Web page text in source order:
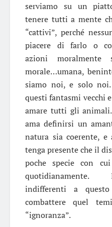
serviamo su un
tenere tutti a mente
“cattivi”, perché
piacere di farlo o
azioni moralmente
morale…umana,
siamo noi, e solo
questi fantasmi vecchi
amare tutti gli
ama definirsi un
natura sia coerente,
tenga presente che il
poche specie con
quotidianamente.
indifferenti a
combattere quel
“ignoranza”.